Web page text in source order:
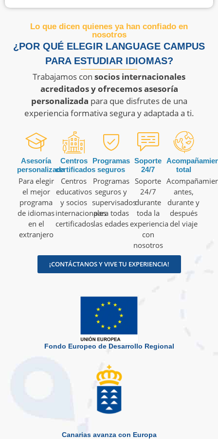
Lo que dicen quienes ya han confiado en
nosotros
¿POR QUÉ ELEGIR LANGUAGE CAMPUS
PARA ESTUDIAR IDIOMAS?
Trabajamos con socios internacionales
acreditados y ofrecemos asesoría
personalizada para que disfrutes de una
experiencia formativa segura y adaptada a ti.
Asesoría
personalizada
Para elegir
el mejor
programa
de idiomas
en el
extranjero
Centros
certificados
Centros
educativos
y socios
internacionales
certificados
Programas
seguros
Programas
seguros y
supervisados
para todas
las edades
Soporte
24/7
Soporte
24/7
durante
toda la
experiencia
con
nosotros
total
antes,
durante y
después
del viaje
¡CONTÁCTANOS Y VIVE TU EXPERIENCIA!
Fondo Europeo de Desarrollo Regional
Canarias avanza con Europa